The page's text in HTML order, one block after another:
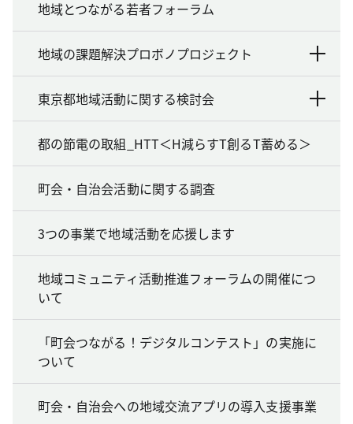
地域とつながる若者フォーラム
地域の課題解決プロボノプロジェクト
東京都地域活動に関する検討会
都の節電の取組_HTT＜H減らすT創るT蓄める＞
町会・自治会活動に関する調査
3つの事業で地域活動を応援します
地域コミュニティ活動推進フォーラムの開催につ
いて
「町会つながる！デジタルコンテスト」の実施に
ついて
町会・自治会への地域交流アプリの導入支援事業